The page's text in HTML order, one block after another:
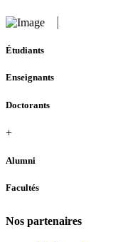
Étudiants
Enseignants
Doctorants
+
Alumni
Facultés
Nos partenaires